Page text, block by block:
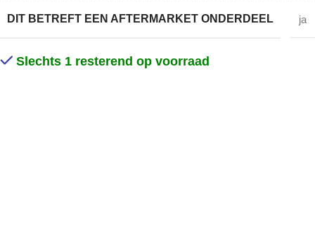
DIT BETREFT EEN AFTERMARKET ONDERDEEL ja
Slechts 1 resterend op voorraad